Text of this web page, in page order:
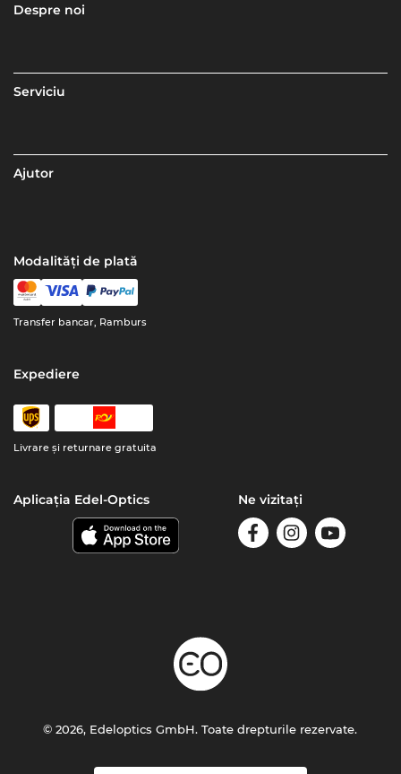
Despre noi
Serviciu
Ajutor
Modalități de plată
Transfer bancar, Ramburs
Expediere
Livrare şi returnare gratuita
Aplicația Edel-Optics Ne vizitați
© 2026, Edeloptics GmbH. Toate drepturile rezervate.